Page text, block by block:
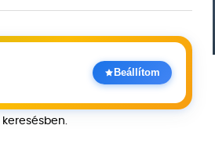
Beállítom